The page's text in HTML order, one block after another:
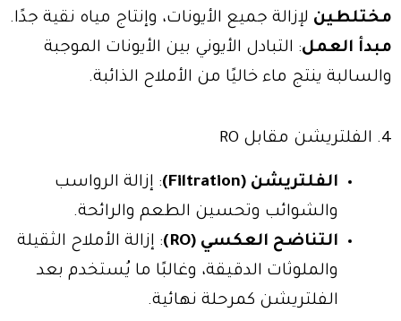
مختلطين لإزالة جميع الأيونات، وإنتاج مياه نقية جدًا.
مبدأ العمل: التبادل الأيوني بين الأيونات الموجبة
والسالبة ينتج ماء خاليًا من الأملاح الذائبة.
4. الفلتريشن مقابل RO
الفلتريشن (Filtration)
: إزالة الرواسب
والشوائب وتحسين الطعم والرائحة.
التناضح العكسي (RO)
: إزالة الأملاح الثقيلة
والملوثات الدقيقة، وغالبًا ما يُستخدم بعد
الفلتريشن كمرحلة نهائية.